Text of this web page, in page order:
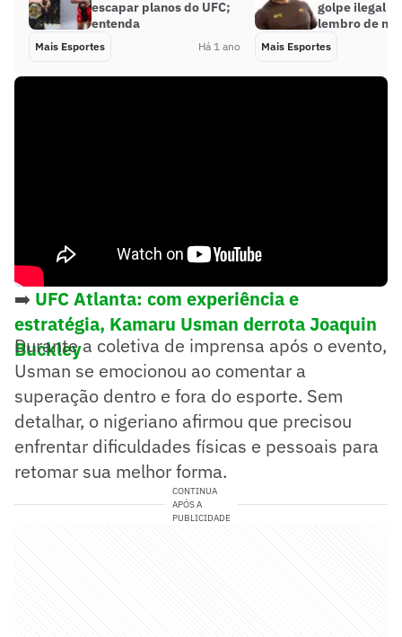
escapar planos do UFC;
entenda
Mais Esportes Há 1 ano
golpe ilegal
lembro de
Mais Esportes
➡️ UFC Atlanta: com experiência e
estratégia, Kamaru Usman derrota Joaquin
Buckley
Durante a coletiva de imprensa após o evento,
Usman se emocionou ao comentar a
superação dentro e fora do esporte. Sem
detalhar, o nigeriano afirmou que precisou
enfrentar dificuldades físicas e pessoais para
retomar sua melhor forma.
CONTINUA
APÓS A
PUBLICIDADE